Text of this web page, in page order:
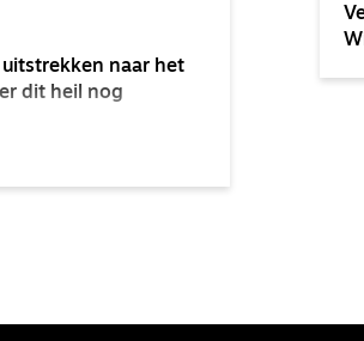
naar het
dit heil nog